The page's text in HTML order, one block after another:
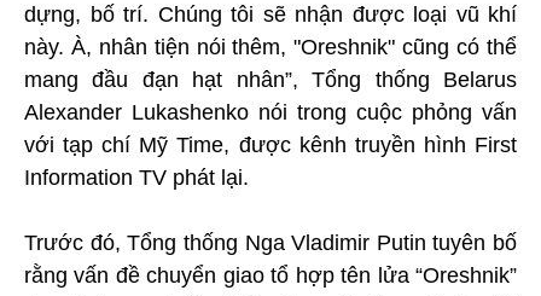
dựng, bố trí. Chúng tôi sẽ nhận được loại vũ khí
này. À, nhân tiện nói thêm, "Oreshnik" cũng có thể
mang đầu đạn hạt nhân”, Tổng thống Belarus
Alexander Lukashenko nói trong cuộc phỏng vấn
với tạp chí Mỹ Time, được kênh truyền hình First
Information TV phát lại.
Trước đó, Tổng thống Nga Vladimir Putin tuyên bố
rằng vấn đề chuyển giao tổ hợp tên lửa “Oreshnik”